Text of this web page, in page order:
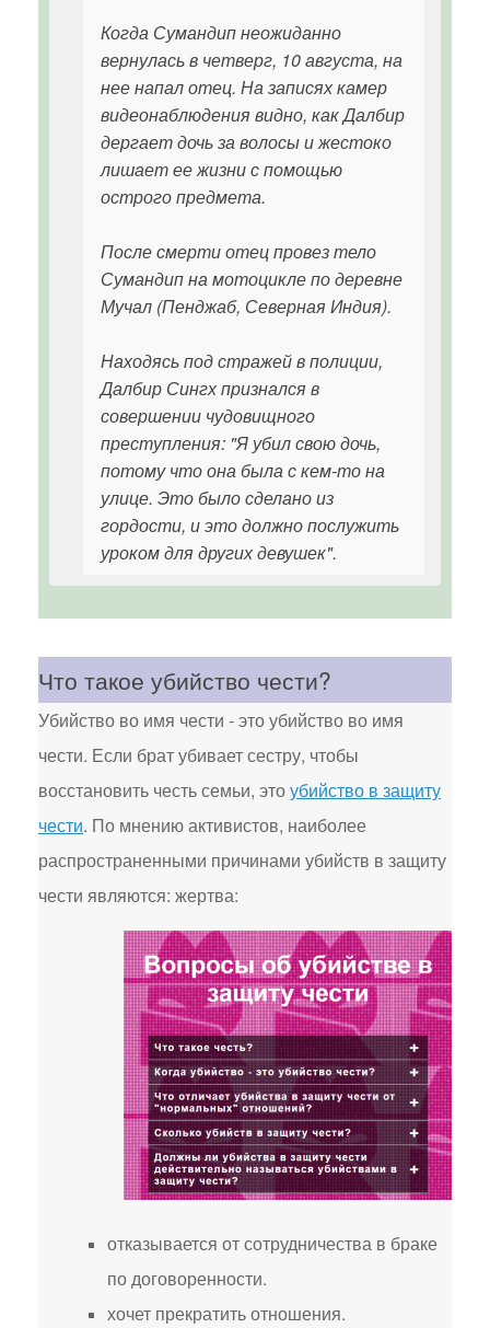
Когда Сумандип неожиданно
вернулась в четверг, 10 августа, на
нее напал отец. На записях камер
видеонаблюдения видно, как Далбир
дергает дочь за волосы и жестоко
лишает ее жизни с помощью
острого предмета.
После смерти отец провез тело
Сумандип на мотоцикле по деревне
Мучал (Пенджаб, Северная Индия).
Находясь под стражей в полиции,
Далбир Сингх признался в
совершении чудовищного
преступления: "Я убил свою дочь,
потому что она была с кем-то на
улице. Это было сделано из
гордости, и это должно послужить
уроком для других девушек".
Что такое убийство чести?
Убийство во имя чести - это убийство во имя
чести. Если брат убивает сестру, чтобы
восстановить честь семьи, этоубийство в защиту
чести. По мнению активистов, наиболее
распространенными причинами убийств в защиту
чести являются: жертва:
отказывается от сотрудничества в браке
по договоренности.
хочет прекратить отношения.